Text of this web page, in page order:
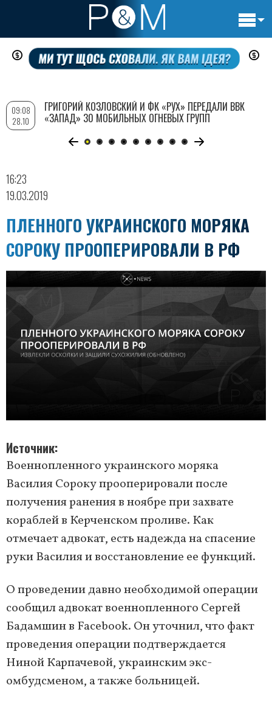
Перейти
содержанию
16:23
19.03.2019
ПЛЕННОГО УКРАИНСКОГО МОРЯКА
СОРОКУ ПРООПЕРИРОВАЛИ В РФ
Источник
Военнопленного украинского моряка
Василия Сороку прооперировали после
получения ранения в ноябре при захвате
кораблей в Керченском проливе. Как
отмечает адвокат, есть надежда на спасение
руки Василия и восстановление ее функций.
О проведении давно необходимой операции
сообщил адвокат военнопленного Сергей
Бадамшин в Facebook. Он уточнил, что факт
проведения операции подтверждается
Ниной Карпачевой, украинским экс-
омбудсменом, а также больницей.
09:08
28.10
ГРИГОРИЙ КОЗЛОВСКИЙ И ФК «РУХ» ПЕРЕДАЛИ ВВК
«ЗАПАД» 30 МОБИЛЬНЫХ ОГНЕВЫХ ГРУПП